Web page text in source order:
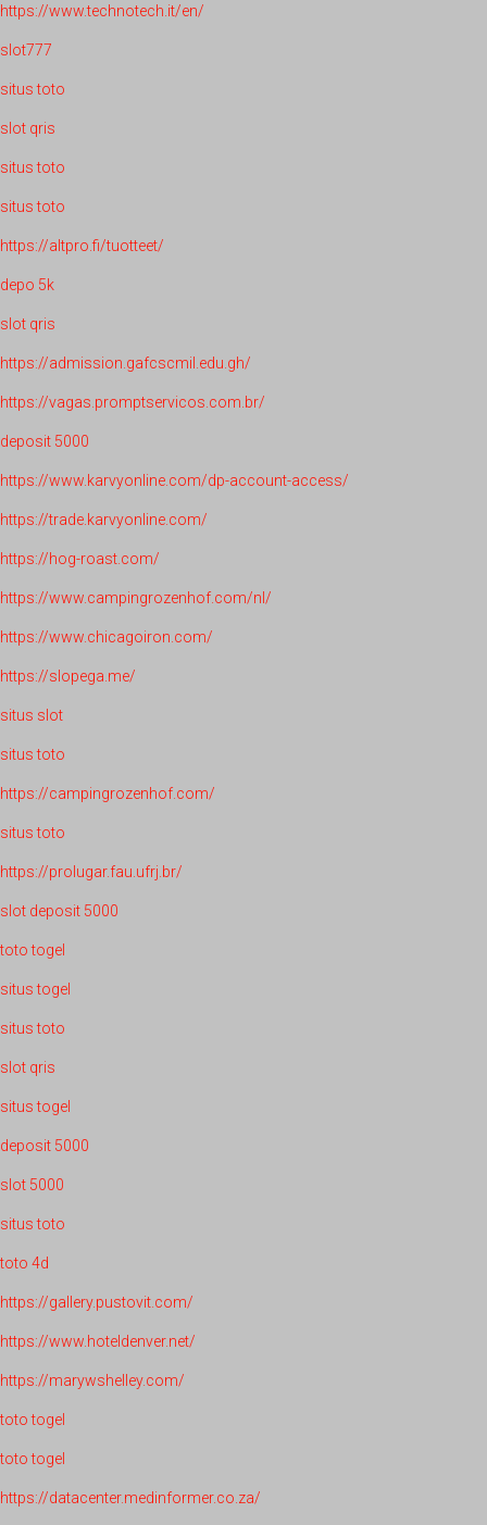
https://www.technotech.it/en/
slot777
situs toto
slot qris
situs toto
situs toto
https://altpro.fi/tuotteet/
depo 5k
slot qris
https://admission.gafcscmil.edu.gh/
https://vagas.promptservicos.com.br/
deposit 5000
https://www.karvyonline.com/dp-account-access/
https://trade.karvyonline.com/
https://hog-roast.com/
https://www.campingrozenhof.com/nl/
https://www.chicagoiron.com/
https://slopega.me/
situs slot
situs toto
https://campingrozenhof.com/
situs toto
https://prolugar.fau.ufrj.br/
slot deposit 5000
toto togel
situs togel
situs toto
slot qris
situs togel
deposit 5000
slot 5000
situs toto
toto 4d
https://gallery.pustovit.com/
https://www.hoteldenver.net/
https://marywshelley.com/
toto togel
toto togel
https://datacenter.medinformer.co.za/